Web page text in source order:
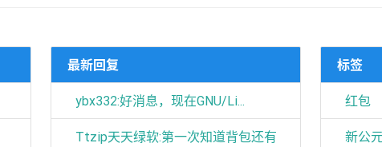
最新回复
ybx332:好消息，现在GNU/Li...
Ttzip天天绿软:第一次知道背包还有
标签
红包
新公